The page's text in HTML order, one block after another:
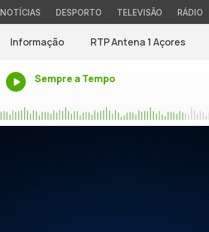
NOTÍCIAS DESPORTO TELEVISÃO RÁDIO
Informação RTP Antena 1 Açores
Sempre a Tempo